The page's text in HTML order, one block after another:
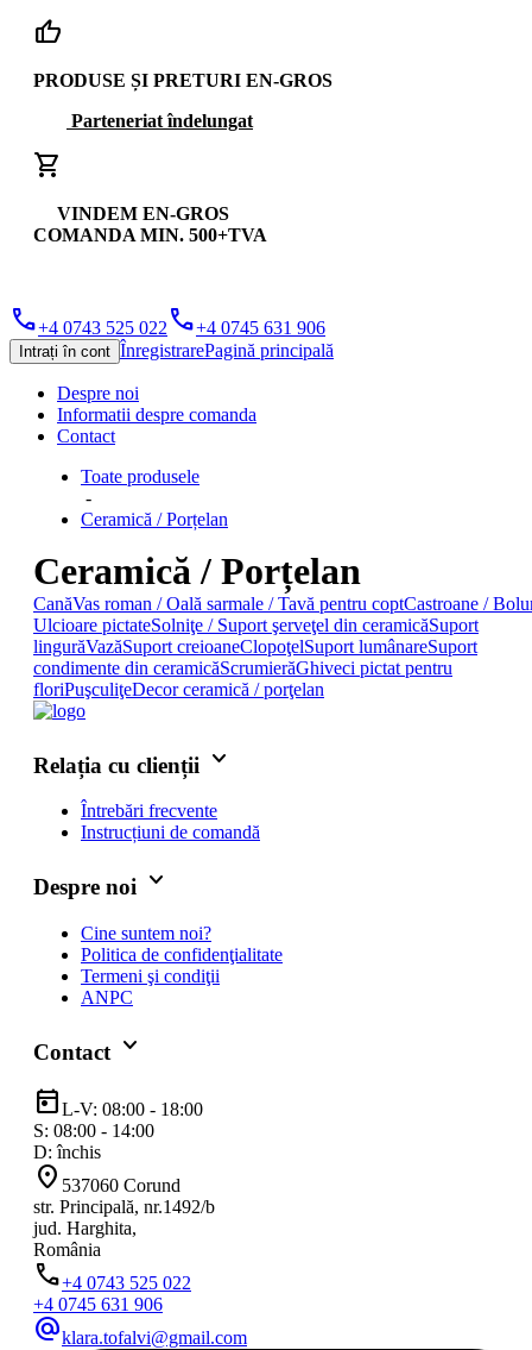
thumb_up
PRODUSE ȘI PRETURI EN-GROS
Parteneriat îndelungat
shopping_cart
VINDEM EN-GROS
COMANDA MIN. 500+TVA
phone+4 0743 525 022 phone+4 0745 631 906
Intrați în cont ÎnregistrarePagină principală
Despre noi
Informatii despre comanda
Contact
Toate produsele
-
Ceramică / Porțelan
Ceramică / Porțelan
CanăVas roman / Oală sarmale / Tavă pentru coptCastroane /
Ulcioare pictateSolniţe / Suport şerveţel din ceramicăSuport
lingurăVazăSuport creioaneClopoţelSuport lumânareSuport
condimente din ceramicăScrumierăGhiveci pictat pentru
floriPuşculiţeDecor ceramică / porţelan
Relația cu clienții keyboard_arrow_down
Întrebări frecvente
Instrucțiuni de comandă
Despre noi keyboard_arrow_down
Cine suntem noi?
Politica de confidenţialitate
Termeni şi condiţii
ANPC
Contact keyboard_arrow_down
todayL-V: 08:00 - 18:00
S: 08:00 - 14:00
D: închis
location_on 537060 Corund
str. Principală, nr.1492/b
jud. Harghita,
România
phone+4 0743 525 022
+4 0745 631 906
alternate_emailklara.tofalvi@gmail.com